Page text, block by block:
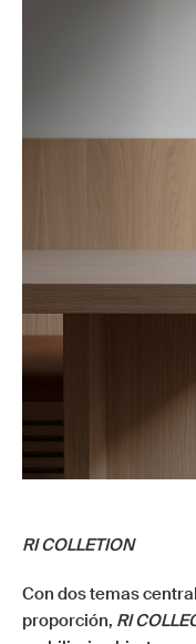
RI COLLETION
Con dos temas
proporción, RI